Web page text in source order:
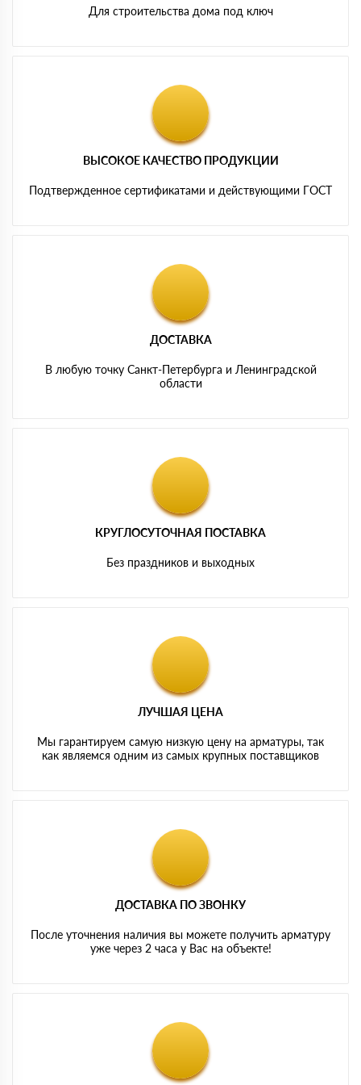
Для строительства дома под ключ
ВЫСОКОЕ КАЧЕСТВО ПРОДУКЦИИ
Подтвержденное сертификатами и действующими ГОСТ
ДОСТАВКА
В любую точку Санкт-Петербурга и Ленинградской
области
КРУГЛОСУТОЧНАЯ ПОСТАВКА
Без праздников и выходных
ЛУЧШАЯ ЦЕНА
Мы гарантируем самую низкую цену на арматуры, так
как являемся одним из самых крупных поставщиков
ДОСТАВКА ПО ЗВОНКУ
После уточнения наличия вы можете получить арматуру
уже через 2 часа у Вас на объекте!